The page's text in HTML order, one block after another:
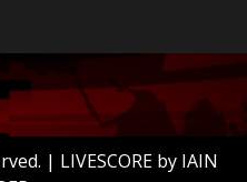
| LIVESCORE by IAIN